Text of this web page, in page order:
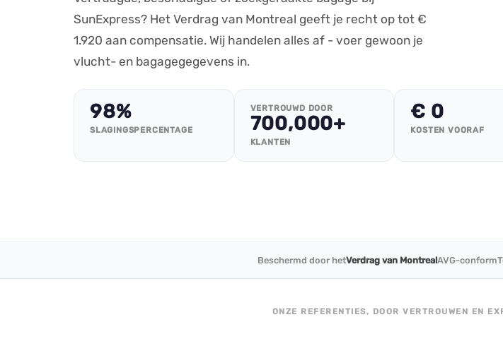
SunExpress? Het Verdrag van Montreal geeft je recht op tot €
1.920 aan compensatie. Wij handelen alles af - voer gewoon je
vlucht- en bagagegegevens in.
98%
SLAGINGSPERCENTAGE
VERTROUWD DOOR
700,000+
KLANTEN
€ 0
KOSTEN VOORAF
Beschermd door hetVerdrag van MontrealAVG-conform
ONZE REFERENTIES, DOOR VERTROUWEN EN